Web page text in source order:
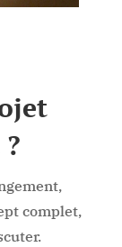
complet,